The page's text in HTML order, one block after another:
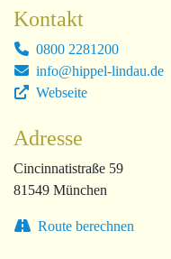
Kontakt
0800 2281200
info@hippel-lindau.de
Webseite
Adresse
Cincinnatistraße 59
81549 München
Route berechnen